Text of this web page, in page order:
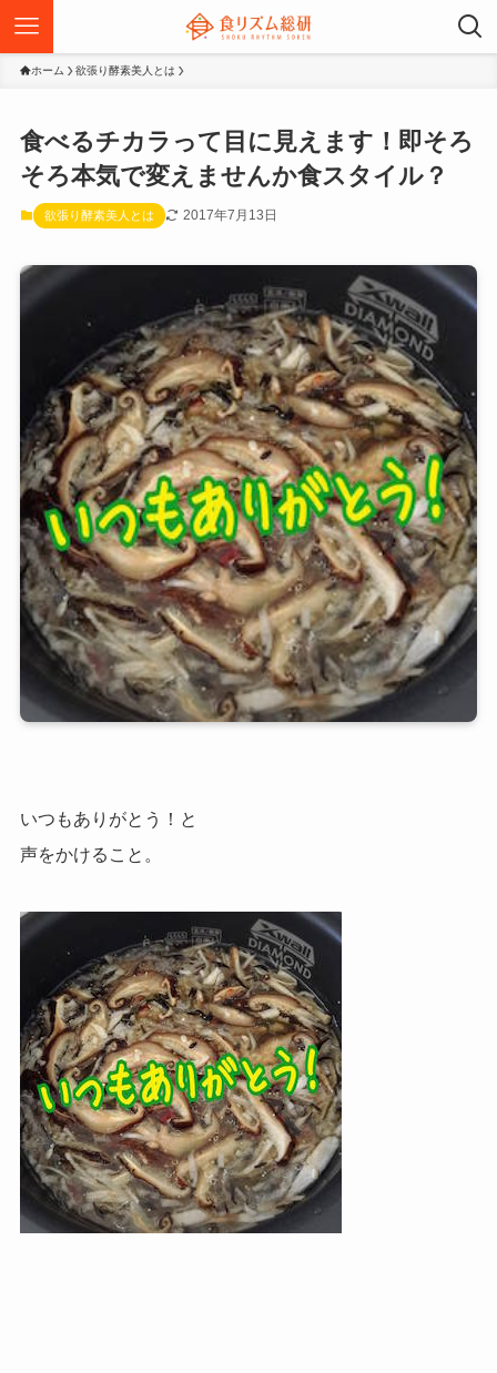
ホーム 欲張り酵素美人とは
食べるチカラって目に見えます！即そろ
そろ本気で変えませんか食スタイル？
欲張り酵素美人とは 2017年7月13日
いつもありがとう！と
声をかけること。